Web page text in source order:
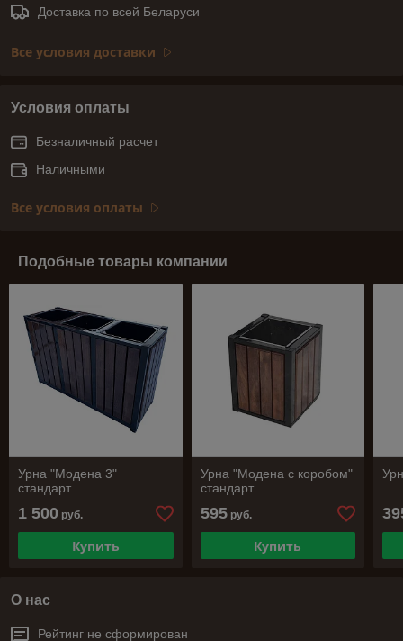
Доставка по всей Беларуси
Все условия доставки
Условия оплаты
Безналичный расчет
Наличными
Все условия оплаты
Подобные товары компании
Урна "Модена 3"
стандарт
1 500 руб.
Купить
Урна "Модена с коробом"
стандарт
595руб.
Купить
О нас
Рейтинг не сформирован